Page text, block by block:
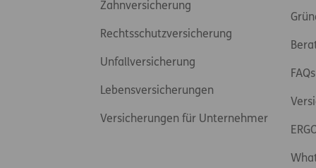
Zahnversicherung
Rechtsschutzversicherung
Unfallversicherung
Lebensversicherungen
Versicherungen für Unternehmer
FAQs